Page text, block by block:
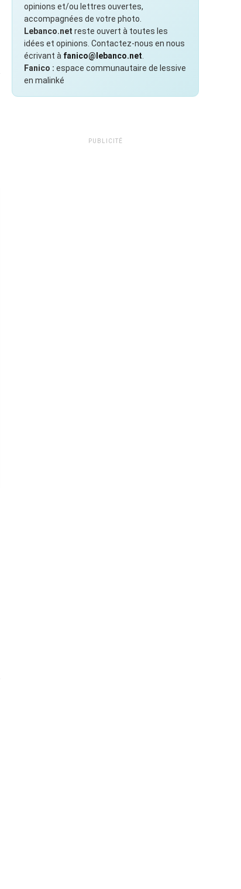
opinions et/ou lettres ouvertes,
accompagnées de votre photo.
Lebanco.net reste ouvert à toutes les
idées et opinions. Contactez-nous en nous
écrivant à fanico@lebanco.net
Fanico : espace communautaire de lessive
en malinké
PUBLICITÉ